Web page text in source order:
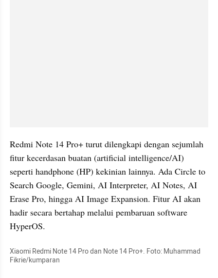
Redmi Note 14 Pro+ turut dilengkapi dengan sejumlah
fitur kecerdasan buatan (artificial intelligence/AI)
seperti handphone (HP) kekinian lainnya. Ada Circle to
Search Google, Gemini, AI Interpreter, AI Notes, AI
Erase Pro, hingga AI Image Expansion. Fitur AI akan
hadir secara bertahap melalui pembaruan software
HyperOS.
Xiaomi Redmi Note 14 Pro dan Note 14 Pro+. Foto: Muhammad
Fikrie/kumparan